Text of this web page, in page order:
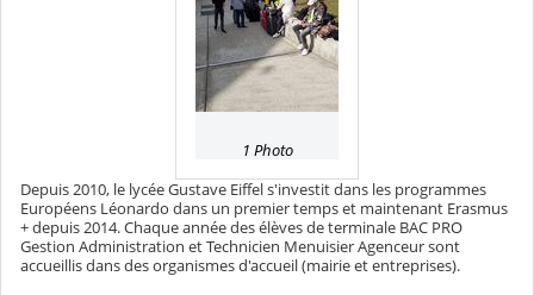
1 Photo
Depuis 2010, le lycée Gustave Eiffel s'investit dans les programmes
Européens Léonardo dans un premier temps et maintenant Erasmus
+ depuis 2014. Chaque année des élèves de terminale BAC PRO
Gestion Administration et Technicien Menuisier Agenceur sont
accueillis dans des organismes d'accueil (mairie et entreprises).